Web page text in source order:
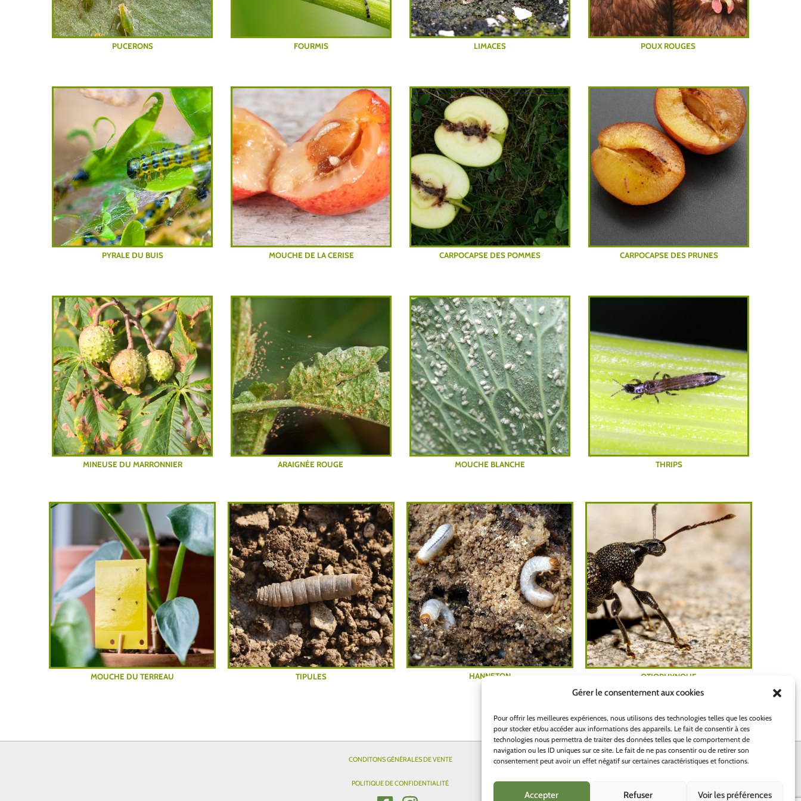
Gérer le consentement aux cookies
Pour offrir les meilleures expériences, nous utilisons des technologies telles que les cookies
pour stocker et/ou accéder aux informations des appareils. Le fait de consentir à ces
technologies nous permettra de traiter des données telles que le comportement de
navigation ou les ID uniques sur ce site. Le fait de ne pas consentir ou de retirer son
consentement peut avoir un effet négatif sur certaines caractéristiques et fonctions.
Accepter Refuser Voir les préférences
PUCERONS FOURMIS LIMACES POUX ROUGES
PYRALE DU BUIS MOUCHE DE LA CERISE CARPOCAPSE DES POMMES CARPOCAPSE DES PRUNES
MINEUSE DU MARRONNIER ARAIGNÉE ROUGE MOUCHE BLANCHE THRIPS
MOUCHE DU TERREAU TIPULES HANNETON OTIORHYNQUE
CONDITONS GÉNÉRALES DE VENTE
POLITIQUE DE CONFIDENTIALITÉ